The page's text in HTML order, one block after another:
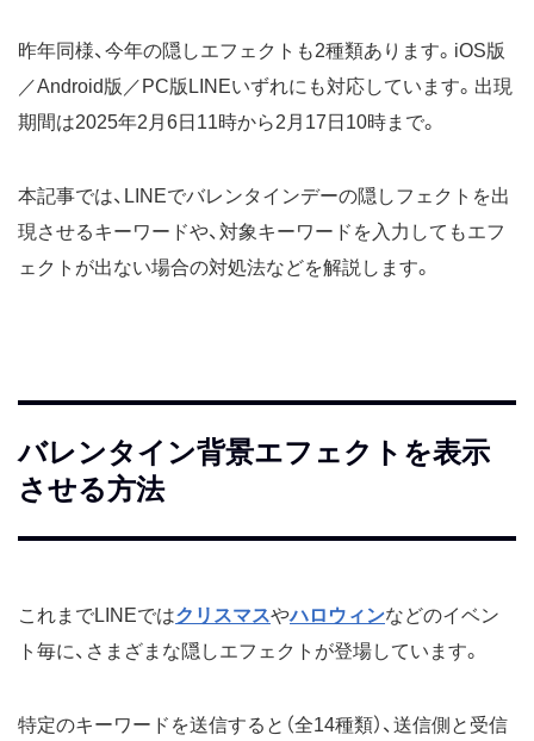
昨年同様、今年の隠しエフェクトも2種類あります。iOS版
／Android版／PC版LINEいずれにも対応しています。出現
期間は2025年2月6日11時から2月17日10時まで。
本記事では、LINEでバレンタインデーの隠しフェクトを出
現させるキーワードや、対象キーワードを入力してもエフ
ェクトが出ない場合の対処法などを解説します。
バレンタイン背景エフェクトを表示
させる方法
これまでLINEではクリスマスやハロウィンなどのイベン
ト毎に、さまざまな隠しエフェクトが登場しています。
特定のキーワードを送信すると（全14種類）、送信側と受信